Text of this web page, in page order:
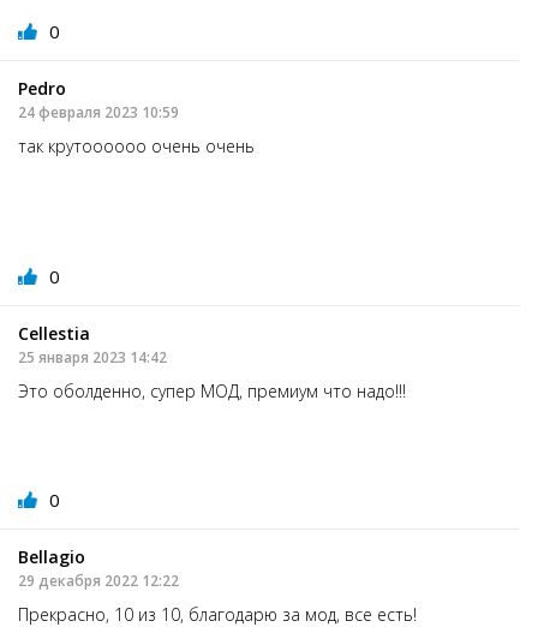
0
Pedro
24 февраля 2023 10:59
так крутоооооо очень очень
0
Cellestia
25 января 2023 14:42
Это оболденно, супер МОД, премиум что надо!!!
0
Bellagio
29 декабря 2022 12:22
Прекрасно, 10 из 10, благодарю за мод, все есть!